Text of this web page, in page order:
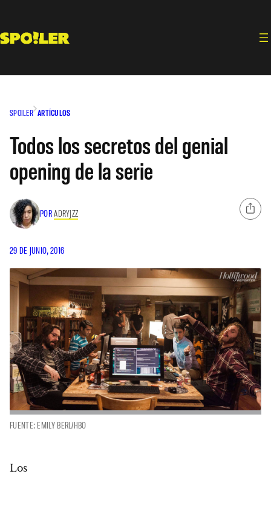
contenido
SPOILER ARTÍCULOS
Todos los secretos del genial
opening de la serie
PORADRYJZZ
29 DE JUNIO, 2016
FUENTE: EMILY BERL/HBO
Los